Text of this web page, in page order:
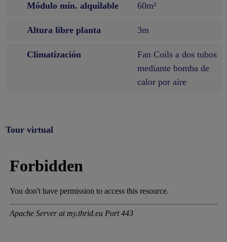
Módulo mín. alquilable 60m²
Altura libre planta 3m
Climatización
Fan Coils a dos tubos
mediante bomba de
calor por aire
Tour virtual